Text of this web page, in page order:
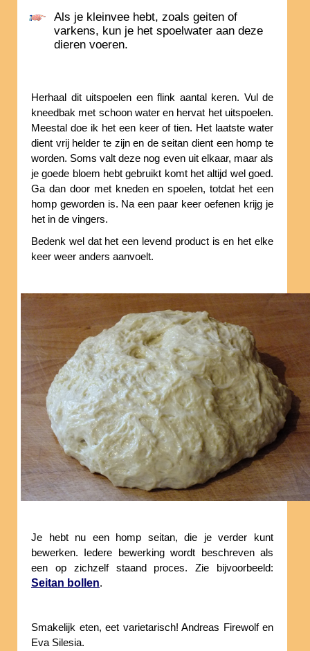
Als je kleinvee hebt, zoals geiten of
varkens, kun je het spoelwater aan deze
dieren voeren.
Herhaal dit uitspoelen een flink aantal keren. Vul de
kneedbak met schoon water en hervat het uitspoelen.
Meestal doe ik het een keer of tien. Het laatste water
dient vrij helder te zijn en de seitan dient een homp te
worden. Soms valt deze nog even uit elkaar, maar als
je goede bloem hebt gebruikt komt het altijd wel goed.
Ga dan door met kneden en spoelen, totdat het een
homp geworden is. Na een paar keer oefenen krijg je
het in de vingers.
Bedenk wel dat het een levend product is en het elke
keer weer anders aanvoelt.
Je hebt nu een homp seitan, die je verder kunt
bewerken. Iedere bewerking wordt beschreven als
een op zichzelf staand proces. Zie bijvoorbeeld:
Seitan bollen.
Smakelijk eten, eet varietarisch! Andreas Firewolf en
Eva Silesia.